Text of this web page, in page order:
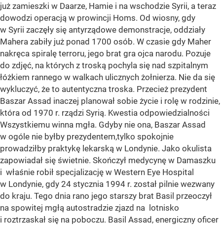
już zamieszki w Daarze, Hamie i na wschodzie Syrii, a teraz
dowodzi operacją w prowincji Homs. Od wiosny, gdy
w Syrii zaczęły się antyrządowe demonstracje, oddziały
Mahera zabiły już ponad 1700 osób. W czasie gdy Maher
nakręca spiralę terroru, jego brat gra ojca narodu. Pozuje
do zdjęć, na których z troską pochyla się nad szpitalnym
łóżkiem rannego w walkach ulicznych żołnierza. Nie da się
wykluczyć, że to autentyczna troska. Przecież prezydent
Baszar Assad inaczej planował sobie życie i rolę w rodzinie,
która od 1970 r. rządzi Syrią. Kwestia odpowiedzialności
Wszystkiemu winna mgła. Gdyby nie ona, Baszar Assad
w ogóle nie byłby prezydentem,tylko spokojnie
prowadziłby praktykę lekarską w Londynie. Jako okulista
zapowiadał się świetnie. Skończył medycynę w Damaszku
i właśnie robił specjalizację w Western Eye Hospital
w Londynie, gdy 24 stycznia 1994 r. został pilnie wezwany
do kraju. Tego dnia rano jego starszy brat Basil przeoczył
na spowitej mgłą autostradzie zjazd na lotnisko
i roztrzaskał się na poboczu. Basil Assad, energiczny oficer